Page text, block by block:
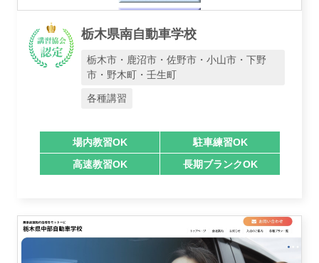
栃木県南自動車学校
栃木市・鹿沼市・佐野市・小山市・下野
市・野木町・壬生町
各種講習
場内教習OK
駐車練習OK
高速教習OK
長期ブランクOK